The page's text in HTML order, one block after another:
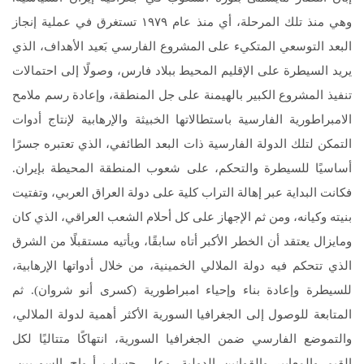
وهي منذ تلك المرحلة، أي منذ عام ١٩٧٩ تستغرق في عملية إنجاز
البعد التوسعي المتكيء على المشروع الفارسي بَعيد الأهداف، الذي
يريد السيطرة على الإقليم المحيط ببلاد فارس، وصولًا إلى احتمالات
تنفيذ المشروع الكبير بالهيمنة على جل المنطقة، وإعادة رسم ملامح
الامبراطورية الفارسية باستطالاتها الخبيثة والإرهابية لإنتاج أدوات
التمكن لتلك الدولة الفارسية ذات البعد الطائفي، الذي تعتبره جسرًا
أساسيًا للسيطرة والتحكم، على شعوب المنطقة المحيطة بإيران.
فكانت البداية عبر إهالة التراب كلية على دولة العراق العربي، وتفتيت
بنيته وكيانه، ومن ثم الإجهاز على كل أحلام الشعب العراقي، الذي كان
ومايزال يعتقد أن الخطر الأكبر أتاه سابقًا، ويأتيه مستقبلًا من الشرق
الذي تتحكم فيه دولة الملالي الخمينية، من خلال أدواتها الإرهابية،
للسيطرة وإعادة بناء وإحياء امبراطورية (كسرى أنو شروان). ثم
المتابعة للوصول إلى الجغرافيا السورية الأكثر أهمية لدولة الملالي،
والتموضع الفارسي ضمن الجغرافيا السورية، انتهاكًا متتاليًا لكل